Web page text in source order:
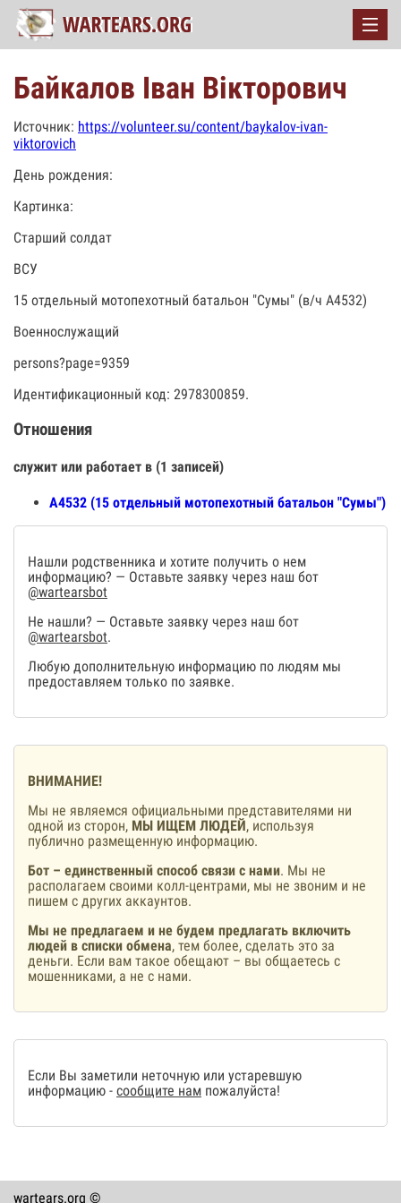
Байкалов Іван Вікторович
Источник: https://volunteer.su/content/baykalov-ivan-
viktorovich
День рождения:
Картинка:
Старший солдат
ВСУ
15 отдельный мотопехотный батальон "Сумы" (в/ч А4532)
Военнослужащий
persons?page=9359
Идентификационный код: 2978300859.
Отношения
служит или работает в (1 записей)
А4532 (15 отдельный мотопехотный батальон "Сумы")
Нашли родственника и хотите получить о нем
информацию? — Оставьте заявку через наш бот
@wartearsbot
Не нашли? — Оставьте заявку через наш бот
@wartearsbot.
Любую дополнительную информацию по людям мы
предоставляем только по заявке.
ВНИМАНИЕ!
Мы не являемся официальными представителями ни
одной из сторон, МЫ ИЩЕМ ЛЮДЕЙ, используя
публично размещенную информацию.
Бот – единственный способ связи с нами. Мы не
располагаем своими колл-центрами, мы не звоним и не
пишем с других аккаунтов.
Мы не предлагаем и не будем предлагать включить
людей в списки обмена, тем более, сделать это за
деньги. Если вам такое обещают – вы общаетесь с
мошенниками, а не с нами.
Если Вы заметили неточную или устаревшую
информацию - сообщите нам пожалуйста!
wartears.org ©